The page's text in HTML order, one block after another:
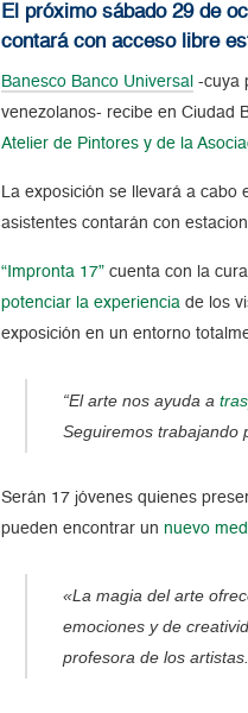
El próximo sábado 29 de
contará con acceso libre
Banesco Banco Universal -cuya
venezolanos- recibe en Ciudad
Atelier de Pintores y de la
La exposición se llevará a cabo
asistentes contarán con
“Impronta 17” cuenta con la
potenciar la experiencia de los
exposición en un entorno
“El arte nos ayuda a
Seguiremos trabajando
Serán 17 jóvenes quienes
pueden encontrar unnuevo
«La magia del arte
emociones y de
profesora de los artistas.